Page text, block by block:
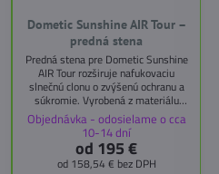
Dometic Sunshine AIR Tour –
predná stena
Predná stena pre Dometic Sunshine
AIR Tour rozširuje nafukovaciu
slnečnú clonu o zvýšenú ochranu a
súkromie. Vyrobená z materiálu
Weathershield Tour, s rýchlym
zipsovým pripojením a dostupná v
šírkach 300, 400 a 500 cm.
Objednávka - odosielame o cca
10-14 dní
od 195 €
od 158,54 € bez DPH